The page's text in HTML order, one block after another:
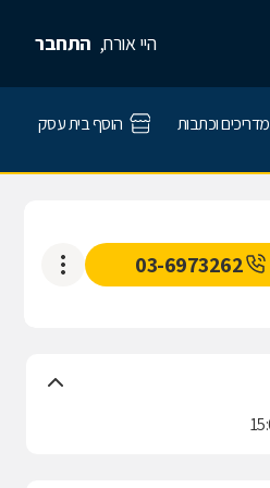
היי אורח, התחבר
מדריכים וכתבות הוסף בית עסק
03-6973262